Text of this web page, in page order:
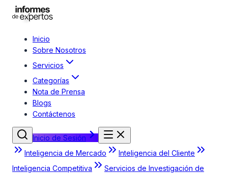
Inicio
Sobre Nosotros
Servicios
Categorías
Nota de Prensa
Blogs
Contáctenos
Inicio de Sesión
Inteligencia de Mercado
Inteligencia del Cliente
Inteligencia Competitiva
Servicios de Investigación de